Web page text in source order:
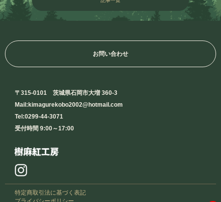
お問い合わせ
〒315-0101 茨城県石岡市大増 360-3
Mail:kimagurekobo2002@hotmail.com
Tel:0299-44-3071
受付時間 9:00～17:00
特定商取引法に基づく表記